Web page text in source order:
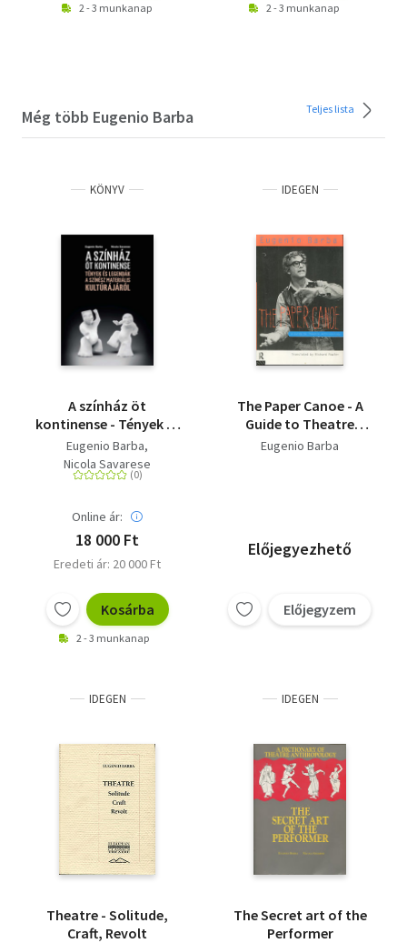
2 - 3 munkanap 2 - 3 munkanap
Még több Eugenio Barba Teljes lista
KÖNYV
A színház öt
kontinense - Tények és
legendák a színész
materiális kultúrájáról
Eugenio Barba
Nicola Savarese
Online ár:
18 000 Ft
Eredeti ár: 20 000 Ft
Kosárba
2 - 3 munkanap
IDEGEN
The Paper Canoe - A
Guide to Theatre
Anthropology
Eugenio Barba
Előjegyezhető
Előjegyzem
IDEGEN
Theatre - Solitude,
Craft, Revolt
IDEGEN
The Secret art of the
Performer